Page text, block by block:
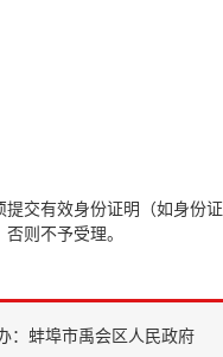
交有效身份证明（如身份证
则不予受理。
：蚌埠市禹会区人民政府